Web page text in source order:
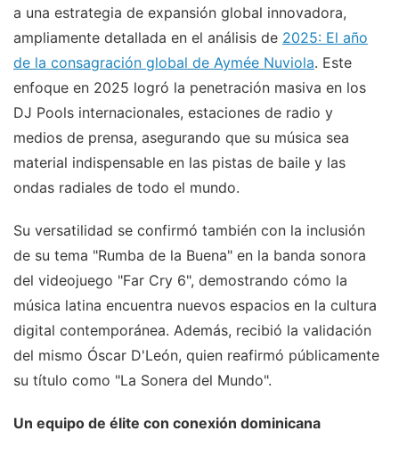
a una estrategia de expansión global innovadora,
ampliamente detallada en el análisis de 2025: El año
de la consagración global de Aymée Nuviola. Este
enfoque en 2025 logró la penetración masiva en los
DJ Pools internacionales, estaciones de radio y
medios de prensa, asegurando que su música sea
material indispensable en las pistas de baile y las
ondas radiales de todo el mundo.
Su versatilidad se confirmó también con la inclusión
de su tema "Rumba de la Buena" en la banda sonora
del videojuego "Far Cry 6", demostrando cómo la
música latina encuentra nuevos espacios en la cultura
digital contemporánea. Además, recibió la validación
del mismo Óscar D'León, quien reafirmó públicamente
su título como "La Sonera del Mundo".
Un equipo de élite con conexión dominicana